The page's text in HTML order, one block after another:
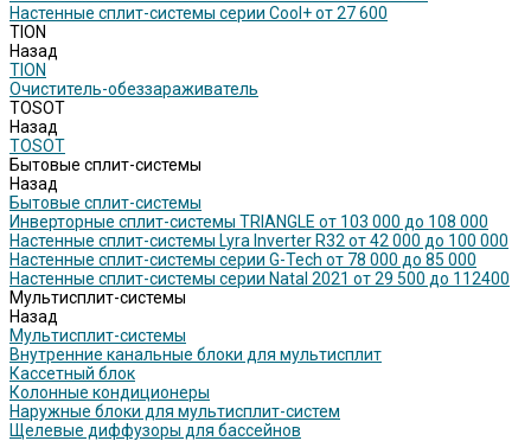
Настенные сплит-системы серии Cool+ от 27 600
TION
Назад
TION
Очиститель-обеззараживатель
TOSOT
Назад
TOSOT
Бытовые сплит-системы
Назад
Бытовые сплит-системы
Инверторные сплит-системы TRIANGLE от 103 000 до 108 000
Настенные сплит-системы Lyra Inverter R32 от 42 000 до 100 000
Настенные сплит-системы серии G-Tech от 78 000 до 85 000
Настенные сплит-системы серии Natal 2021 от 29 500 до 112400
Мультисплит-системы
Назад
Мультисплит-системы
Внутренние канальные блоки для мультисплит
Кассетный блок
Колонные кондиционеры
Наружные блоки для мультисплит-систем
Щелевые диффузоры для бассейнов